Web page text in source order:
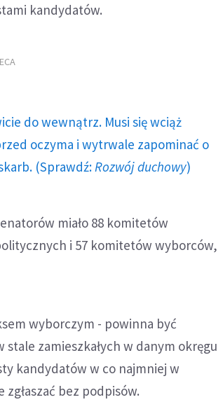
kandydatów.
do wewnątrz. Musi się wciąż
oczyma i wytrwale zapominać o
(Sprawdź: Rozwój duchowy)
miało 88 komitetów
i 57 komitetów wyborców,
wyborczym - powinna być
zamieszkałych w danym okręgu
kandydatów w co najmniej w
bez podpisów.